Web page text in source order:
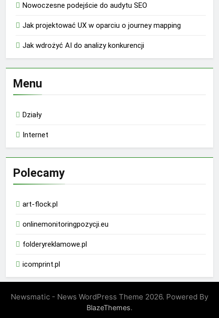
Nowoczesne podejście do audytu SEO
Jak projektować UX w oparciu o journey mapping
Jak wdrożyć AI do analizy konkurencji
Menu
Działy
Internet
Polecamy
art-flock.pl
onlinemonitoringpozycji.eu
folderyreklamowe.pl
icomprint.pl
Newsmatic - News WordPress Theme 2026. Powered By
BlazeThemes.